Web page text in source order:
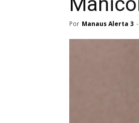
Por Manaus Alerta 3 -